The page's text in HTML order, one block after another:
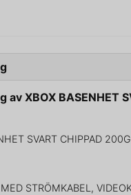
av XBOX BASENHET
SVART CHIPPAD
MED STRÖMKABEL,